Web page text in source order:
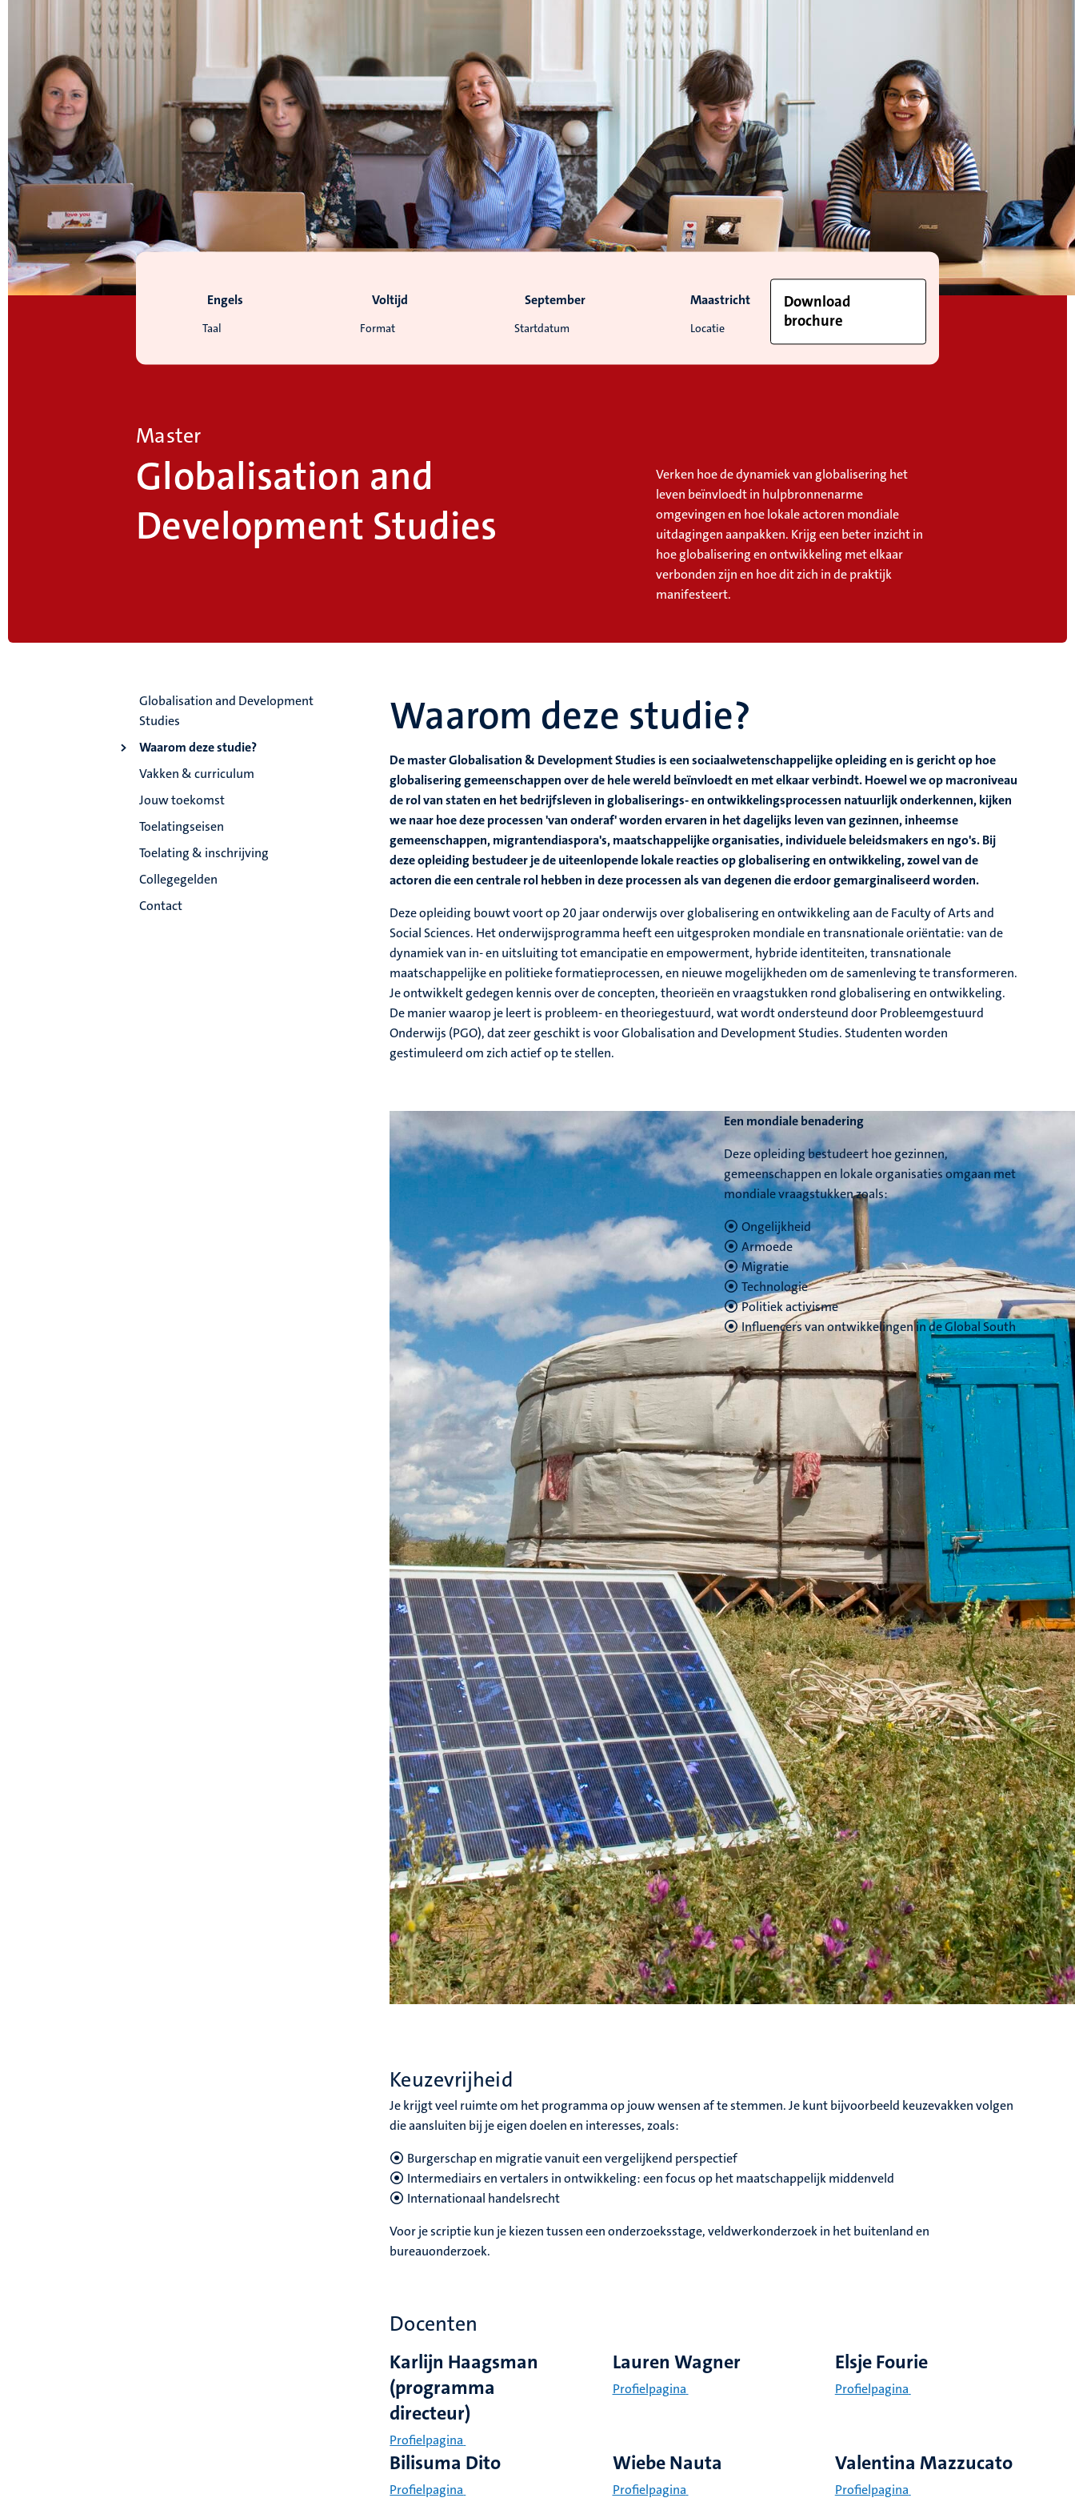
Taal
Engels
Format
Voltijd
Startdatum
September
Locatie
Maastricht
Download
brochure
Master
Globalisation and
Development Studies
Verken hoe de dynamiek van globalisering het
leven beïnvloedt in hulpbronnenarme
omgevingen en hoe lokale actoren mondiale
uitdagingen aanpakken. Krijg een beter inzicht in
hoe globalisering en ontwikkeling met elkaar
verbonden zijn en hoe dit zich in de praktijk
manifesteert.
Globalisation and Development
Studies
Waarom deze studie?
Vakken & curriculum
Jouw toekomst
Toelatingseisen
Toelating & inschrijving
Collegegelden
Contact
Waarom deze studie?
De master Globalisation & Development Studies is een sociaalwetenschappelijke opleiding en is gericht op hoe
globalisering gemeenschappen over de hele wereld beïnvloedt en met elkaar verbindt. Hoewel we op macroniveau
de rol van staten en het bedrijfsleven in globaliserings- en ontwikkelingsprocessen natuurlijk onderkennen, kijken
we naar hoe deze processen 'van onderaf' worden ervaren in het dagelijks leven van gezinnen, inheemse
gemeenschappen, migrantendiaspora's, maatschappelijke organisaties, individuele beleidsmakers en ngo's. Bij
deze opleiding bestudeer je de uiteenlopende lokale reacties op globalisering en ontwikkeling, zowel van de
actoren die een centrale rol hebben in deze processen als van degenen die erdoor gemarginaliseerd worden.
Deze opleiding bouwt voort op 20 jaar onderwijs over globalisering en ontwikkeling aan de Faculty of Arts and
Social Sciences. Het onderwijsprogramma heeft een uitgesproken mondiale en transnationale oriëntatie: van de
dynamiek van in- en uitsluiting tot emancipatie en empowerment, hybride identiteiten, transnationale
maatschappelijke en politieke formatieprocessen, en nieuwe mogelijkheden om de samenleving te transformeren.
Je ontwikkelt gedegen kennis over de concepten, theorieën en vraagstukken rond globalisering en ontwikkeling.
De manier waarop je leert is probleem- en theoriegestuurd, wat wordt ondersteund door Probleemgestuurd
Onderwijs (PGO), dat zeer geschikt is voor Globalisation and Development Studies. Studenten worden
gestimuleerd om zich actief op te stellen.
Een mondiale benadering
Deze opleiding bestudeert hoe gezinnen,
gemeenschappen en lokale organisaties omgaan met
mondiale vraagstukken zoals:
Ongelijkheid
Armoede
Migratie
Technologie
Politiek activisme
Influencers van ontwikkelingen in de Global South
Keuzevrijheid
Je krijgt veel ruimte om het programma op jouw wensen af te stemmen. Je kunt bijvoorbeeld keuzevakken volgen
die aansluiten bij je eigen doelen en interesses, zoals:
Burgerschap en migratie vanuit een vergelijkend perspectief
Intermediairs en vertalers in ontwikkeling: een focus op het maatschappelijk middenveld
Internationaal handelsrecht
Voor je scriptie kun je kiezen tussen een onderzoeksstage, veldwerkonderzoek in het buitenland en
bureauonderzoek.
Docenten
Karlijn Haagsman
(programma
directeur)
Profielpagina
Lauren Wagner
Profielpagina
Elsje Fourie
Profielpagina
Bilisuma Dito
Profielpagina
Wiebe Nauta
Profielpagina
Valentina Mazzucato
Profielpagina